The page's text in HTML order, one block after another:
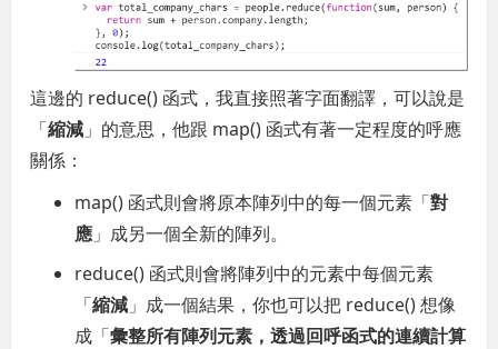
這邊的 reduce() 函式，我直接照著字面翻譯，可以說是
「縮減 」的意思，他跟 map() 函式有著一定程度的呼應
關係：
map() 函式則會將原本陣列中的每一個元素「對
應 」成另一個全新的陣列。
reduce() 函式則會將陣列中的元素中每個元素
「縮減 」成一個結果，你也可以把 reduce() 想像
成「彙整所有陣列元素，透過回呼函式的連續計算